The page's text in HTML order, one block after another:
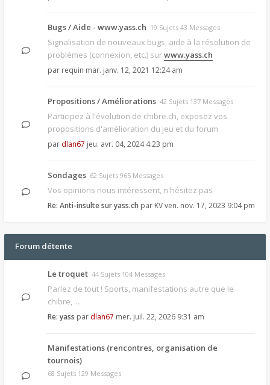
Bugs / Aide - www.yass.ch 19 Sujets 43 Messages
Signalisation de nouveaux bugs, aide à la résolution de
problèmes (connexion, etc.) surwww.yass.ch
par requin mar. janv. 12, 2021 12:24 am
Propositions / Améliorations 42 Sujets 137 Messages
Participez à l'évolution de chibre.ch, exposez vos
propositions d'amélioration du jeu et du forum
par dlan67 jeu. avr. 04, 2024 4:23 pm
Sondages 62 Sujets 965 Messages
Vos opinions nous intéressent, n'hésitez pas
Re: Anti-insulte sur yass.ch par KVven. nov. 17, 2023 9:04 pm
Forum détente
Le troquet 44 Sujets 104 Messages
Parlez de tout ! Sports, manifestations autre que le
chibre, ...
Re: yass par dlan67 mer. juil. 22, 2026 9:31 am
Manifestations (rencontres, organisation de
tournois)
68 Sujets 129 Messages